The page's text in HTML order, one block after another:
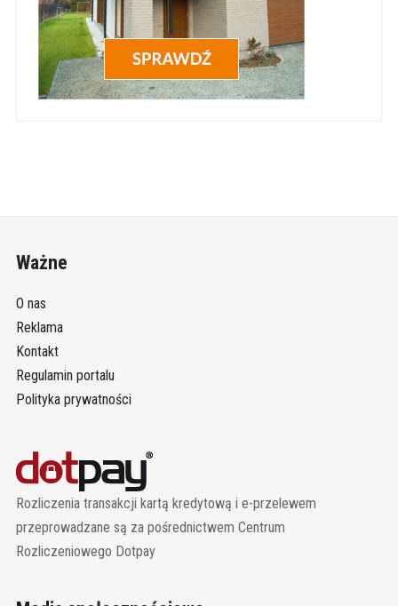
Ważne
O nas
Reklama
Kontakt
Regulamin portalu
Polityka prywatności
Rozliczenia transakcji kartą kredytową i e-przelewem
przeprowadzane są za pośrednictwem Centrum
Rozliczeniowego Dotpay